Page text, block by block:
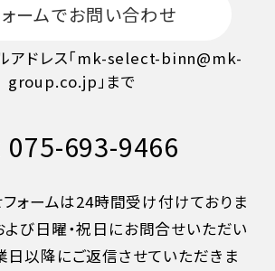
ームでお問い合わせ
アドレス「mk-select-binn@mk-
group.co.jp」まで
075-693-9466
ォームは24時間受け付けておりま
よび日曜・祝日にお問合せいただい
日以降にご返信させていただきま